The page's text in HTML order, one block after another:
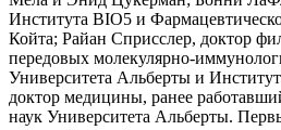
Института BIO5 и
Койта; Райан Сприсслер, доктор
передовых молекулярно-
Университета Альберты и
доктор медицины, ранее
наук Университета Альберты.